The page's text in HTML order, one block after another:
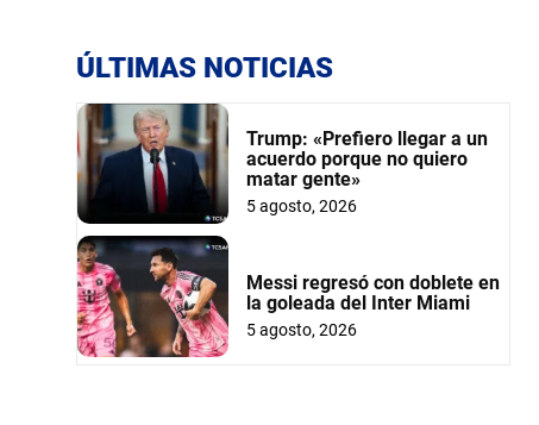
ÚLTIMAS NOTICIAS
Trump: «Prefiero llegar a un
acuerdo porque no quiero
matar gente»
5 agosto, 2026
Messi regresó con doblete en
la goleada del Inter Miami
5 agosto, 2026